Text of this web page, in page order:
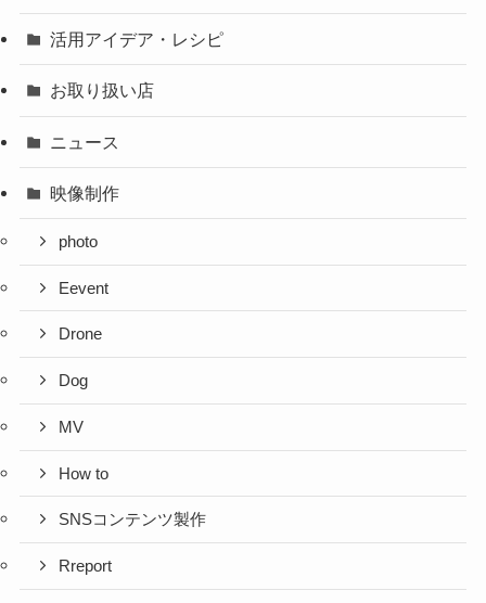
活用アイデア・レシピ
お取り扱い店
ニュース
映像制作
photo
Eevent
Drone
Dog
MV
How to
SNSコンテンツ製作
Rreport